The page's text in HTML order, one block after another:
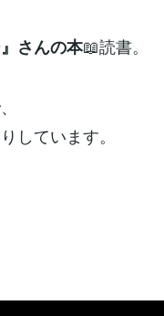
さんの本📖読書。
しています。